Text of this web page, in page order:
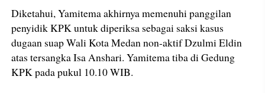
Diketahui, Yamitema akhirnya memenuhi panggilan
penyidik KPK untuk diperiksa sebagai saksi kasus
dugaan suap Wali Kota Medan non-aktif Dzulmi Eldin
atas tersangka Isa Anshari. Yamitema tiba di Gedung
KPK pada pukul 10.10 WIB.